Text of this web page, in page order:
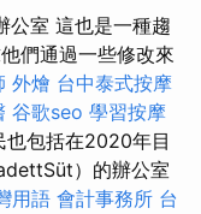
公室 這也是一種趨
們通過一些修改來
外燴 台中泰式按摩
谷歌seo 學習按摩
也包括在2020年目
）的辦公室
用語 會計事務所 台